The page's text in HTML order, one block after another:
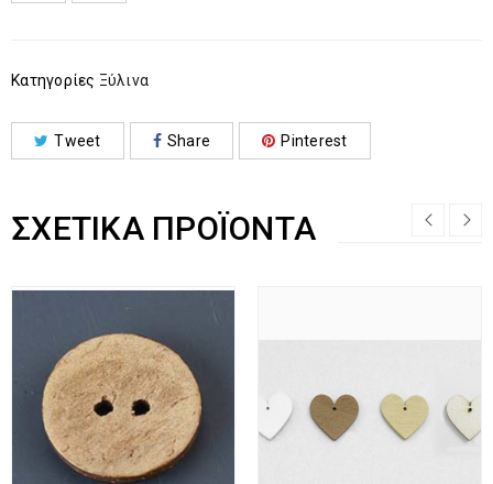
Κατηγορίες Ξύλινα
Tweet Share Pinterest
ΣΧΕΤΙΚΆ ΠΡΟΪΌΝΤΑ